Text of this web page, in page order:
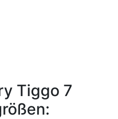
Tiggo 7